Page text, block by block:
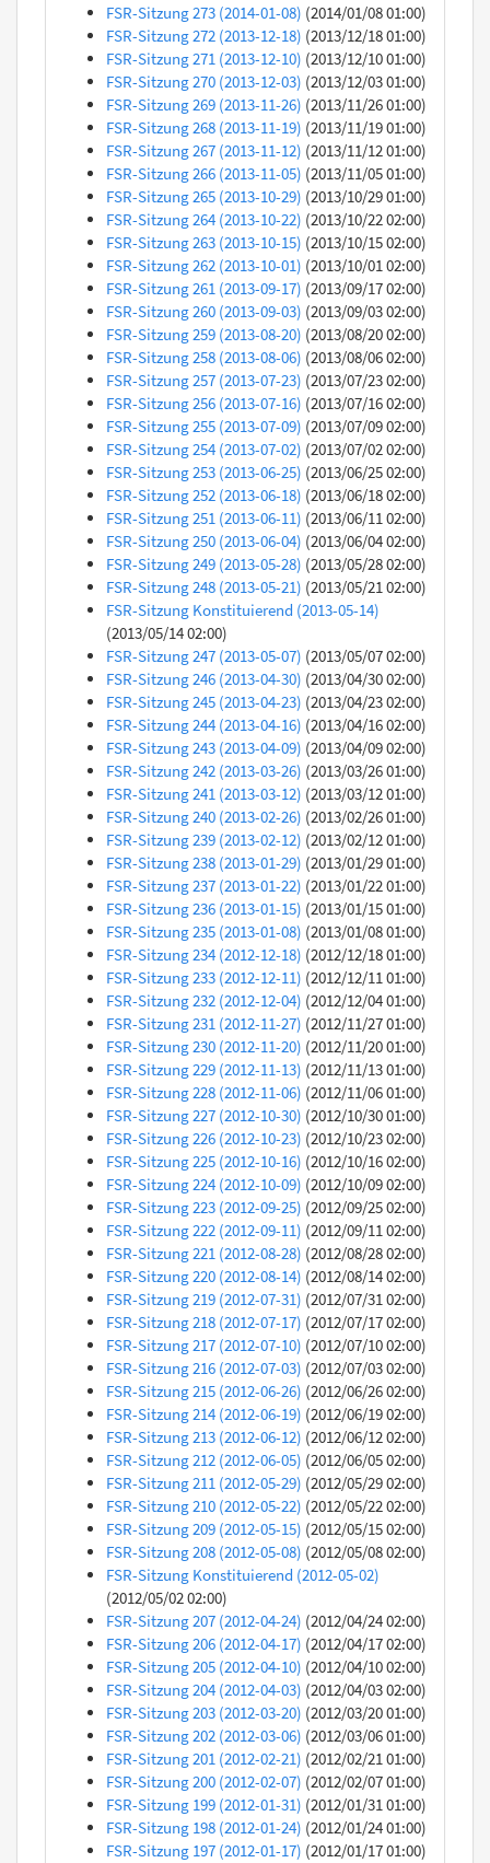
FSR-Sitzung 273 (2014-01-08) (2014/01/08 01:00)
FSR-Sitzung 272 (2013-12-18) (2013/12/18 01:00)
FSR-Sitzung 271 (2013-12-10) (2013/12/10 01:00)
FSR-Sitzung 270 (2013-12-03) (2013/12/03 01:00)
FSR-Sitzung 269 (2013-11-26) (2013/11/26 01:00)
FSR-Sitzung 268 (2013-11-19) (2013/11/19 01:00)
FSR-Sitzung 267 (2013-11-12) (2013/11/12 01:00)
FSR-Sitzung 266 (2013-11-05) (2013/11/05 01:00)
FSR-Sitzung 265 (2013-10-29) (2013/10/29 01:00)
FSR-Sitzung 264 (2013-10-22) (2013/10/22 02:00)
FSR-Sitzung 263 (2013-10-15) (2013/10/15 02:00)
FSR-Sitzung 262 (2013-10-01) (2013/10/01 02:00)
FSR-Sitzung 261 (2013-09-17) (2013/09/17 02:00)
FSR-Sitzung 260 (2013-09-03) (2013/09/03 02:00)
FSR-Sitzung 259 (2013-08-20) (2013/08/20 02:00)
FSR-Sitzung 258 (2013-08-06) (2013/08/06 02:00)
FSR-Sitzung 257 (2013-07-23) (2013/07/23 02:00)
FSR-Sitzung 256 (2013-07-16) (2013/07/16 02:00)
FSR-Sitzung 255 (2013-07-09) (2013/07/09 02:00)
FSR-Sitzung 254 (2013-07-02) (2013/07/02 02:00)
FSR-Sitzung 253 (2013-06-25) (2013/06/25 02:00)
FSR-Sitzung 252 (2013-06-18) (2013/06/18 02:00)
FSR-Sitzung 251 (2013-06-11) (2013/06/11 02:00)
FSR-Sitzung 250 (2013-06-04) (2013/06/04 02:00)
FSR-Sitzung 249 (2013-05-28) (2013/05/28 02:00)
FSR-Sitzung 248 (2013-05-21) (2013/05/21 02:00)
FSR-Sitzung Konstituierend (2013-05-14)
(2013/05/14 02:00)
FSR-Sitzung 247 (2013-05-07) (2013/05/07 02:00)
FSR-Sitzung 246 (2013-04-30) (2013/04/30 02:00)
FSR-Sitzung 245 (2013-04-23) (2013/04/23 02:00)
FSR-Sitzung 244 (2013-04-16) (2013/04/16 02:00)
FSR-Sitzung 243 (2013-04-09) (2013/04/09 02:00)
FSR-Sitzung 242 (2013-03-26) (2013/03/26 01:00)
FSR-Sitzung 241 (2013-03-12) (2013/03/12 01:00)
FSR-Sitzung 240 (2013-02-26) (2013/02/26 01:00)
FSR-Sitzung 239 (2013-02-12) (2013/02/12 01:00)
FSR-Sitzung 238 (2013-01-29) (2013/01/29 01:00)
FSR-Sitzung 237 (2013-01-22) (2013/01/22 01:00)
FSR-Sitzung 236 (2013-01-15) (2013/01/15 01:00)
FSR-Sitzung 235 (2013-01-08) (2013/01/08 01:00)
FSR-Sitzung 234 (2012-12-18) (2012/12/18 01:00)
FSR-Sitzung 233 (2012-12-11) (2012/12/11 01:00)
FSR-Sitzung 232 (2012-12-04) (2012/12/04 01:00)
FSR-Sitzung 231 (2012-11-27) (2012/11/27 01:00)
FSR-Sitzung 230 (2012-11-20) (2012/11/20 01:00)
FSR-Sitzung 229 (2012-11-13) (2012/11/13 01:00)
FSR-Sitzung 228 (2012-11-06) (2012/11/06 01:00)
FSR-Sitzung 227 (2012-10-30) (2012/10/30 01:00)
FSR-Sitzung 226 (2012-10-23) (2012/10/23 02:00)
FSR-Sitzung 225 (2012-10-16) (2012/10/16 02:00)
FSR-Sitzung 224 (2012-10-09) (2012/10/09 02:00)
FSR-Sitzung 223 (2012-09-25) (2012/09/25 02:00)
FSR-Sitzung 222 (2012-09-11) (2012/09/11 02:00)
FSR-Sitzung 221 (2012-08-28) (2012/08/28 02:00)
FSR-Sitzung 220 (2012-08-14) (2012/08/14 02:00)
FSR-Sitzung 219 (2012-07-31) (2012/07/31 02:00)
FSR-Sitzung 218 (2012-07-17) (2012/07/17 02:00)
FSR-Sitzung 217 (2012-07-10) (2012/07/10 02:00)
FSR-Sitzung 216 (2012-07-03) (2012/07/03 02:00)
FSR-Sitzung 215 (2012-06-26) (2012/06/26 02:00)
FSR-Sitzung 214 (2012-06-19) (2012/06/19 02:00)
FSR-Sitzung 213 (2012-06-12) (2012/06/12 02:00)
FSR-Sitzung 212 (2012-06-05) (2012/06/05 02:00)
FSR-Sitzung 211 (2012-05-29) (2012/05/29 02:00)
FSR-Sitzung 210 (2012-05-22) (2012/05/22 02:00)
FSR-Sitzung 209 (2012-05-15) (2012/05/15 02:00)
FSR-Sitzung 208 (2012-05-08) (2012/05/08 02:00)
FSR-Sitzung Konstituierend (2012-05-02)
(2012/05/02 02:00)
FSR-Sitzung 207 (2012-04-24) (2012/04/24 02:00)
FSR-Sitzung 206 (2012-04-17) (2012/04/17 02:00)
FSR-Sitzung 205 (2012-04-10) (2012/04/10 02:00)
FSR-Sitzung 204 (2012-04-03) (2012/04/03 02:00)
FSR-Sitzung 203 (2012-03-20) (2012/03/20 01:00)
FSR-Sitzung 202 (2012-03-06) (2012/03/06 01:00)
FSR-Sitzung 201 (2012-02-21) (2012/02/21 01:00)
FSR-Sitzung 200 (2012-02-07) (2012/02/07 01:00)
FSR-Sitzung 199 (2012-01-31) (2012/01/31 01:00)
FSR-Sitzung 198 (2012-01-24) (2012/01/24 01:00)
FSR-Sitzung 197 (2012-01-17) (2012/01/17 01:00)